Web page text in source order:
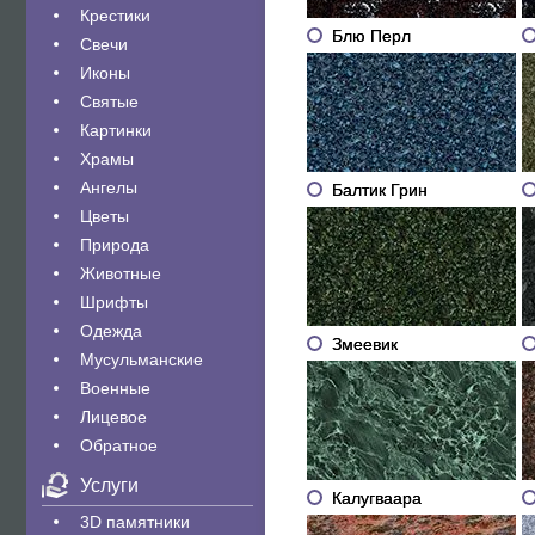
Крестики
Свечи
Иконы
Святые
Картинки
Храмы
Ангелы
Цветы
Природа
Животные
Шрифты
Одежда
Мусульманские
Военные
Лицевое
Обратное
Услуги
3D памятники
Блю Перл
Балтик Грин
Змеевик
Калугваара